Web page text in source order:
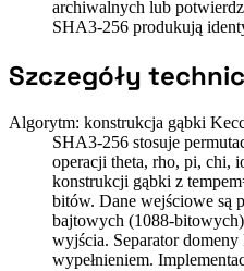
archiwalnych lub
SHA3-256 produkują
Szczegóły
Algorytm: konstrukcja gąbki
SHA3-256 stosuje
operacji theta, rho, pi, chi,
konstrukcji gąbki z
bitów. Dane wejściowe są
bajtowych (1088-
wyjścia. Separator domeny
wypełnieniem.